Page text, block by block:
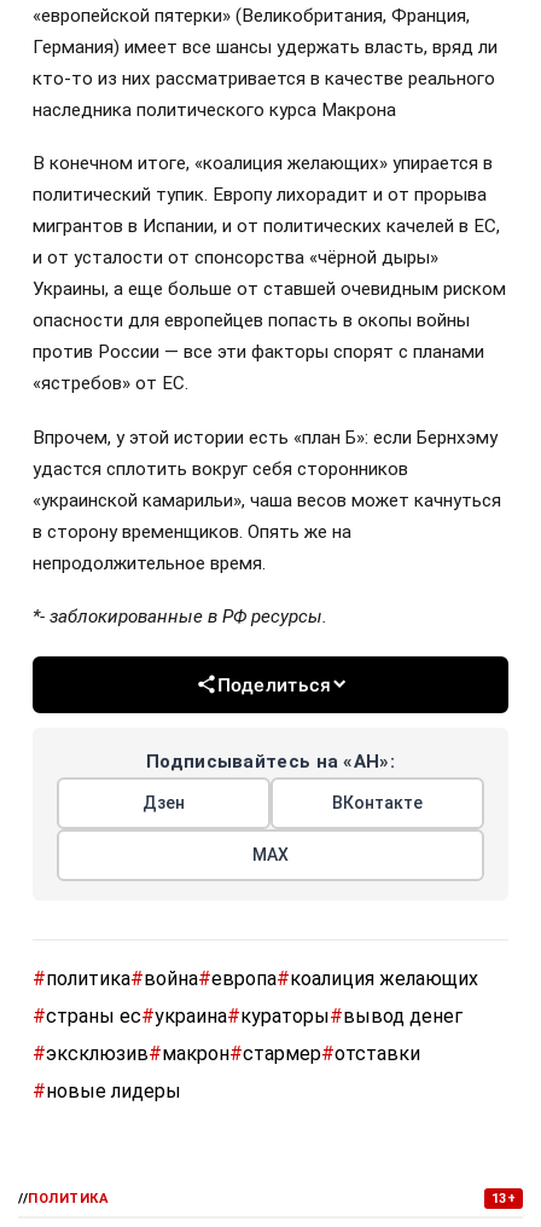
«европейской пятерки» (Великобритания, Франция,
Германия) имеет все шансы удержать власть, вряд ли
кто-то из них рассматривается в качестве реального
наследника политического курса Макрона
В конечном итоге, «коалиция желающих» упирается в
политический тупик. Европу лихорадит и от прорыва
мигрантов в Испании, и от политических качелей в ЕС,
и от усталости от спонсорства «чёрной дыры»
Украины, а еще больше от ставшей очевидным риском
опасности для европейцев попасть в окопы войны
против России — все эти факторы спорят с планами
«ястребов» от ЕС.
Впрочем, у этой истории есть «план Б»: если Бернхэму
удастся сплотить вокруг себя сторонников
«украинской камарильи», чаша весов может качнуться
в сторону временщиков. Опять же на
непродолжительное время.
*- заблокированные в РФ ресурсы.
Поделиться
Подписывайтесь на «АН»:
Дзен ВКонтакте
МАХ
#политика#война#европа#коалиция желающих
#страны ес#украина#кураторы#вывод денег
#эксклюзив#макрон#стармер#отставки
#новые лидеры
//ПОЛИТИКА 13+